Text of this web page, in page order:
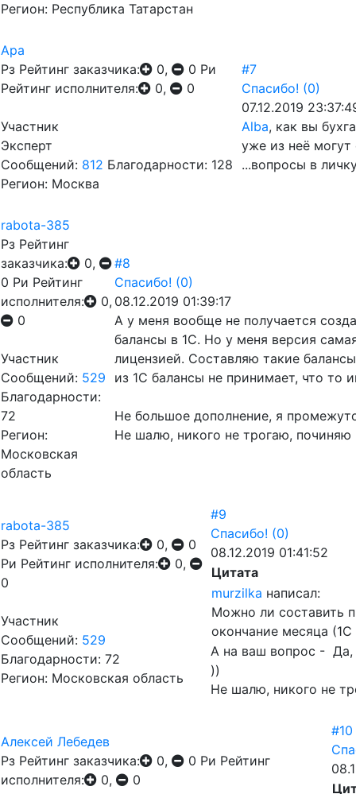
Регион: Республика Татарстан
Ара
Рз Рейтинг заказчика: 0, 0 Ри
Рейтинг исполнителя:
0, 0
Участник
Эксперт
Сообщений: 812 Благодарности: 128
Регион: Москва
#7
Спасибо! (0)
07.12.2019
Alba, как вы
уже из неё могут
...вопросы в
rabota-385
Рз Рейтинг
заказчика:
0,
0 Ри Рейтинг
исполнителя:
0,
0
Участник
Сообщений: 529
Благодарности:
72
Регион:
Московская
область
#8
Спасибо! (0)
08.12.2019 01:39:17
А у меня вообще не получается
балансы в 1С. Но у меня версия
лицензией. Составляю такие
из 1С балансы не принимает, что то
Не большое дополнение, я
Не шалю, никого не трогаю, починяю
rabota-385
Рз Рейтинг заказчика: 0,
0
Ри Рейтинг исполнителя:
0,
0
Участник
Сообщений: 529
Благодарности: 72
Регион: Московская область
#9
Спасибо! (0)
08.12.2019 01:41:52
Цитата
murzilka написал:
Можно ли составить
окончание месяца (1С
А на ваш вопрос - Да,
))
Не шалю, никого не
Алексей Лебедев
Рз Рейтинг заказчика: 0, 0 Ри Рейтинг
исполнителя:
0, 0
#10